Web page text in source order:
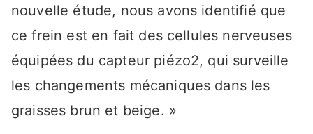
nouvelle étude, nous avons identifié que
ce frein est en fait des cellules nerveuses
équipées du capteur piézo2, qui surveille
les changements mécaniques dans les
graisses brun et beige. »